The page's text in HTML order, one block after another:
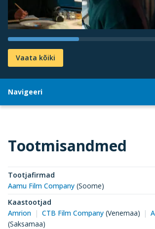
Vaata kõiki
Navigeeri
Tootmisandmed
Tootjafirmad
Aamu Film Company (Soome)
Kaastootjad
Amrion
CTB Film Company(Venemaa)
(Saksamaa)